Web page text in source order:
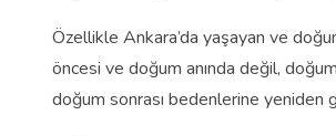
Özellikle Ankara’da yaşayan ve
öncesi ve doğum anında değil,
doğum sonrası bedenlerine yeniden